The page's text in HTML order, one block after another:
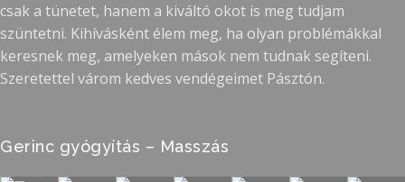
csak a tünetet, hanem a kiváltó okot is meg tudjam
szüntetni. Kihívásként élem meg, ha olyan problémákkal
keresnek meg, amelyeken mások nem tudnak segíteni.
Szeretettel várom kedves vendégeimet Pásztón.
Gerinc gyógyítás – Masszás